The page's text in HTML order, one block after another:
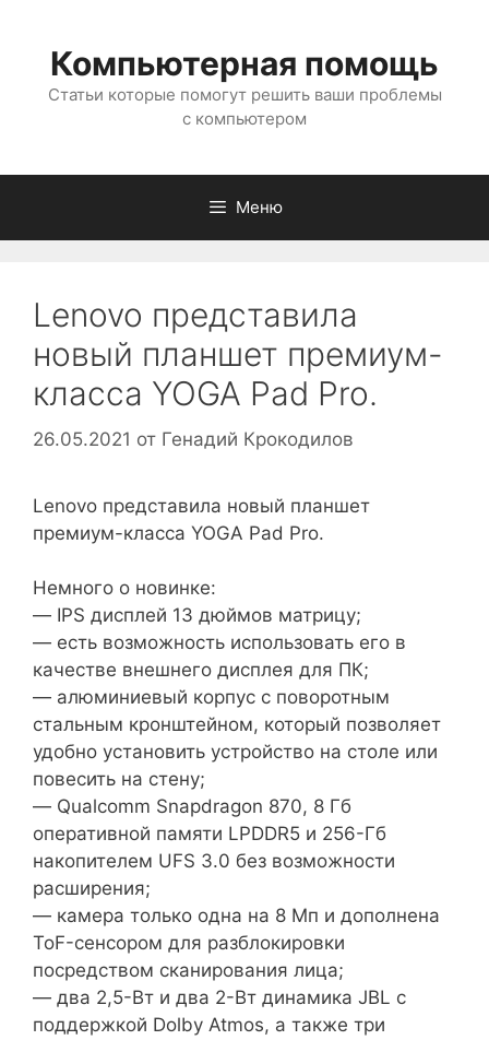
содержимому
Компьютерная помощь
Статьи которые помогут решить ваши проблемы
с компьютером
Меню
Lenovo представила
новый планшет премиум-
класса YOGA Pad Pro.
26.05.2021 от Генадий Крокодилов
Lenovo представила новый планшет
премиум-класса YOGA Pad Pro.
Немного о новинке:
— IPS дисплей 13 дюймов матрицу;
— есть возможность использовать его в
качестве внешнего дисплея для ПК;
— алюминиевый корпус с поворотным
стальным кронштейном, который позволяет
удобно установить устройство на столе или
повесить на стену;
— Qualcomm Snapdragon 870, 8 Гб
оперативной памяти LPDDR5 и 256-Гб
накопителем UFS 3.0 без возможности
расширения;
— камера только одна на 8 Мп и дополнена
ToF-сенсором для разблокировки
посредством сканирования лица;
— два 2,5-Вт и два 2-Вт динамика JBL с
поддержкой Dolby Atmos, а также три